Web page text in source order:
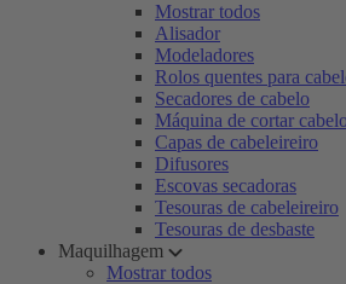
Mostrar todos
Alisador
Modeladores
Rolos quentes para
Secadores de cabelo
Máquina de cortar
Capas de cabeleireiro
Difusores
Escovas secadoras
Tesouras de cabeleireiro
Tesouras de desbaste
Maquilhagem
Mostrar todos